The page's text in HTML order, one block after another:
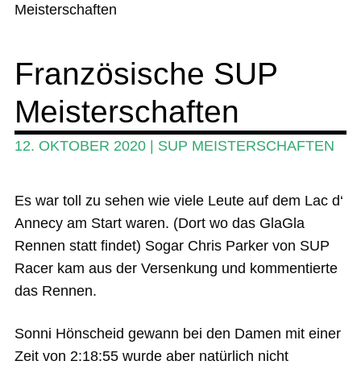
SUP-Events
Ratgeber
Das Magazin
SPOT FINDER
Meisterschaften
Französische SUP
Meisterschaften
12. OKTOBER 2020| SUP MEISTERSCHAFTEN
Es war toll zu sehen wie viele Leute auf dem Lac d‘
Annecy am Start waren. (Dort wo das GlaGla
Rennen statt findet) Sogar Chris Parker von SUP
Racer kam aus der Versenkung und kommentierte
das Rennen.
Sonni Hönscheid gewann bei den Damen mit einer
Zeit von 2:18:55 wurde aber natürlich nicht